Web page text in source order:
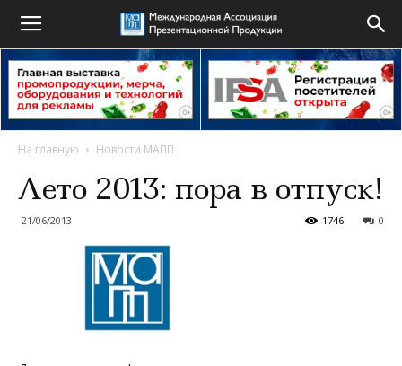
На главную Новости МАПП
Лето 2013: пора в отпуск!
21/06/2013 0
1746